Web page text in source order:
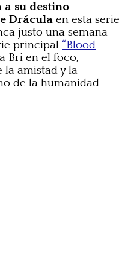
a su destino
Drácula en esta serie
justo una semana
principal “Blood
Bri en el foco,
la amistad y la
de la humanidad